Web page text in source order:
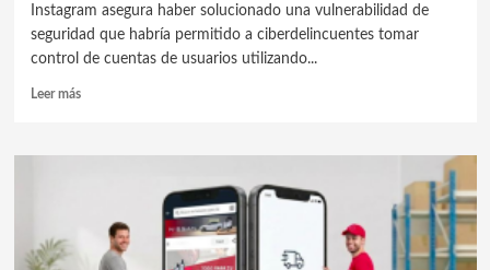
Instagram asegura haber solucionado una vulnerabilidad de
seguridad que habría permitido a ciberdelincuentes tomar
control de cuentas de usuarios utilizando...
Leer más